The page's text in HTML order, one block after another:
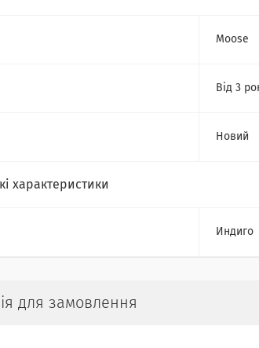
Moose
Від 3
Новий
характеристики
Индиго
для замовлення